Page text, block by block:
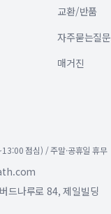
교환/반품
자주묻는질문
매거진
점심) / 주말·공휴일 휴무
드나루로 84, 제일빌딩